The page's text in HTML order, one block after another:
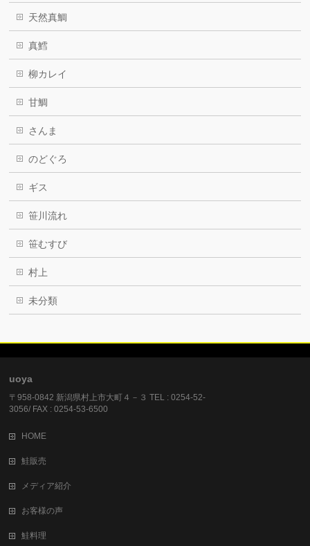
天然真鯛
真鱈
柳カレイ
甘鯛
さんま
のどぐろ
ギス
笹川流れ
笹むすび
村上
未分類
uoya
〒958-0842 新潟県村上市大町４－３ TEL : 0254-52-
3056/ FAX : 0254-53-6500
HOME
鮭販売
メディア紹介
お客様の声
鮭料理